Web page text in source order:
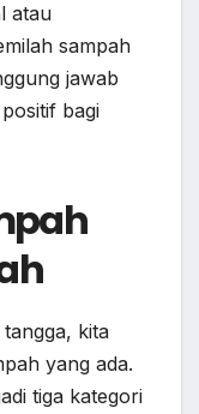
atau
sampah
jawab
bagi
kita
yang ada.
tiga kategori